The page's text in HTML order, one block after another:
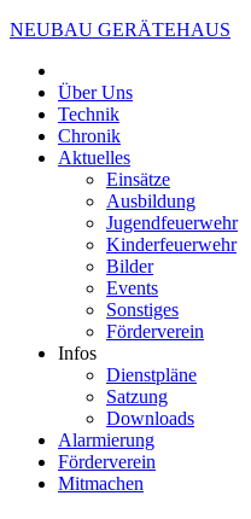
NEUBAU GERÄTEHAUS
Über Uns
Technik
Chronik
Aktuelles
Einsätze
Ausbildung
Jugendfeuerwehr
Kinderfeuerwehr
Bilder
Events
Sonstiges
Förderverein
Infos
Dienstpläne
Satzung
Downloads
Alarmierung
Förderverein
Mitmachen